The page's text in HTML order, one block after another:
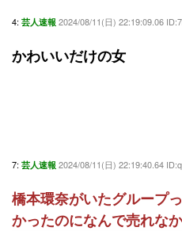
4: 芸人速報 2024/08/11(日) 22:19:09.06
かわいいだけの女
7: 芸人速報 2024/08/11(日) 22:19:40.64
橋本環奈がいたグループ
かったのになんで売れな